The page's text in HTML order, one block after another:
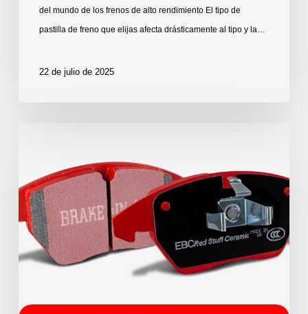
del mundo de los frenos de alto rendimiento El tipo de
pastilla de freno que elijas afecta drásticamente al tipo y la…
22 de julio de 2025